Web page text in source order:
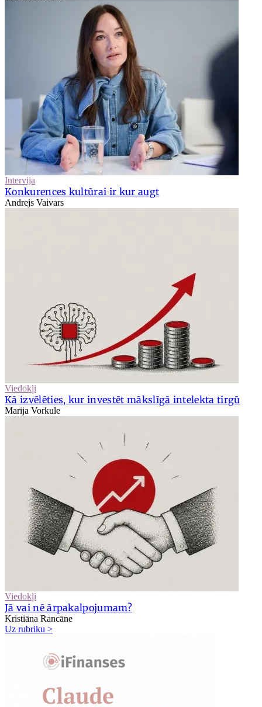
Intervija
Konkurences kultūrai ir kur augt
Andrejs Vaivars
Viedokļi
Kā izvēlēties, kur investēt mākslīgā intelekta tirgū
Marija Vorkule
Viedokļi
Jā vai nē ārpakalpojumam?
Kristiāna Rancāne
Uz rubriku >